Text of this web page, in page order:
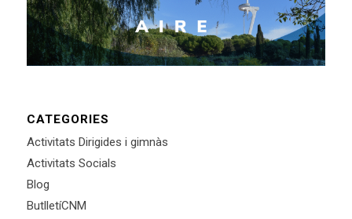
CATEGORIES
Activitats Dirigides i gimnàs
Activitats Socials
Blog
ButlletíCNM